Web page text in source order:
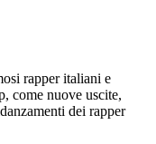
rapper italiani e
come nuove uscite,
dei rapper